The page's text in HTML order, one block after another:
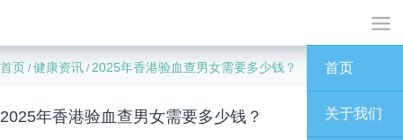
首页
关于我们
首页 /健康资讯 / 2025年香港验血查男女需要多少钱？
2025年香港验血查男女需要多少钱？